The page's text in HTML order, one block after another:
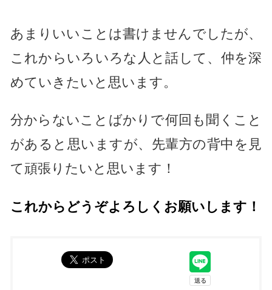
あまりいいことは書けませんでしたが、
これからいろいろな人と話して、仲を深
めていきたいと思います。
分からないことばかりで何回も聞くこと
があると思いますが、先輩方の背中を見
て頑張りたいと思います！
これからどうぞよろしくお願いします！